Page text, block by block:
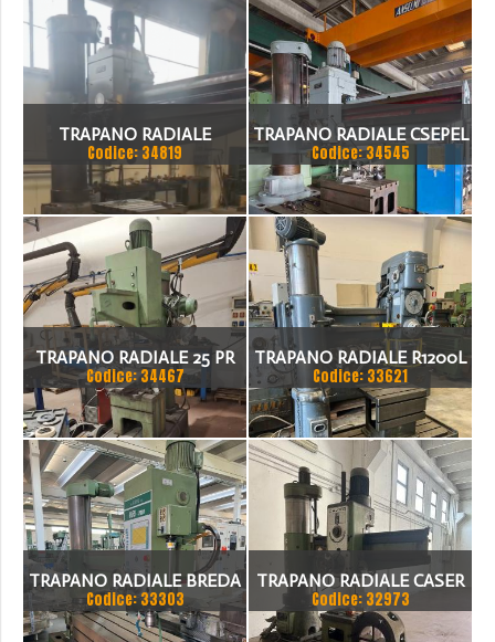
TRAPANO RADIALE
SBRACCIO 3000 MM. FORO
100 MM
Codice: 34819
TRAPANO RADIALE CSEPEL
RF 51 B X 3000
Codice: 34545
TRAPANO RADIALE 25 PR
MECOF
Codice: 34467
TRAPANO RADIALE R1200L
Codice: 33621
TRAPANO RADIALE BREDA
R 55 2000
Codice: 33303
TRAPANO RADIALE CASER
60
Codice: 32973